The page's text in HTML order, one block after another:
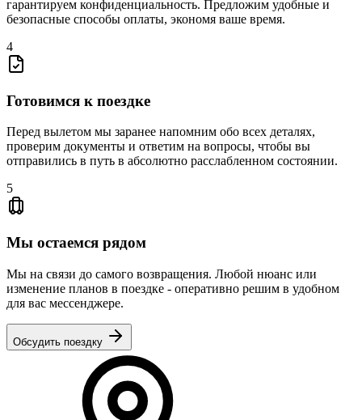
гарантируем конфиденциальность. Предложим удобные и
безопасные способы оплаты, экономя ваше время.
4
Готовимся к поездке
Перед вылетом мы заранее напомним обо всех деталях,
проверим документы и ответим на вопросы, чтобы вы
отправились в путь в абсолютно расслабленном состоянии.
5
Мы остаемся рядом
Мы на связи до самого возвращения. Любой нюанс или
изменение планов в поездке - оперативно решим в удобном
для вас мессенджере.
Обсудить поездку